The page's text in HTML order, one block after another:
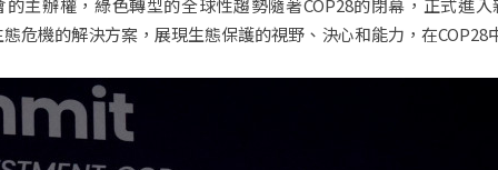
主辦權，綠色轉型的全球性趨勢隨著COP28的閉幕，正式進
危機的解決方案，展現生態保護的視野、決心和能力，在COP28